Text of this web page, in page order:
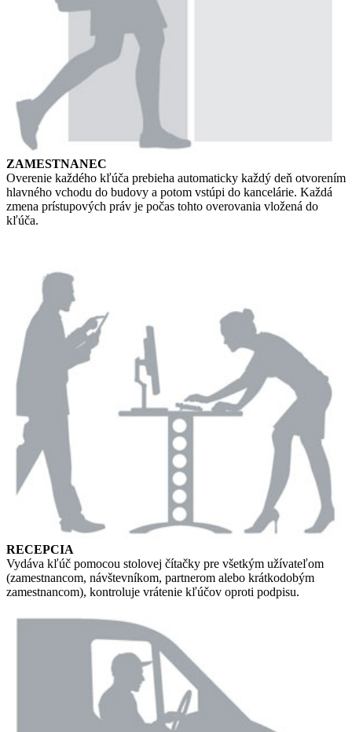
ZAMESTNANEC
Overenie každého kľúča prebieha automaticky každý deň otvorením
hlavného vchodu do budovy a potom vstúpi do kancelárie. Každá
zmena prístupových práv je počas tohto overovania vložená do
kľúča.
RECEPCIA
Vydáva kľúč pomocou stolovej čítačky pre všetkým užívateľom
(zamestnancom, návštevníkom, partnerom alebo krátkodobým
zamestnancom), kontroluje vrátenie kľúčov oproti podpisu.